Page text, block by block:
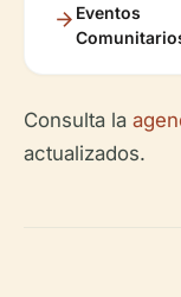
Eventos
Consulta la
actualizados.